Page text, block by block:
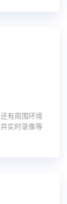
有周围环境
实时录像等